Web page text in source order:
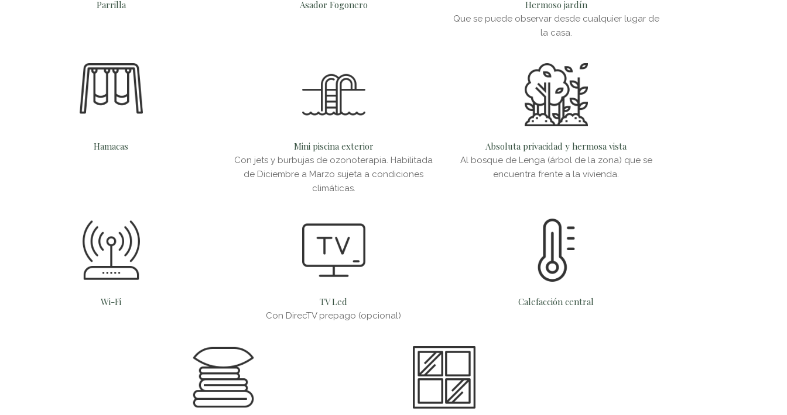
Parrilla Asador Fogonero Hermoso jardín
Que se puede observar desde cualquier lugar de
la casa.
Hamacas Mini piscina exterior
Con jets y burbujas de ozonoterapia. Habilitada
de Diciembre a Marzo sujeta a condiciones
climáticas.
Absoluta privacidad y hermosa vista
Al bosque de Lenga (árbol de la zona) que se
encuentra frente a la vivienda.
Wi-Fi TV Led
Con DirecTV prepago (opcional)
Calefacción central